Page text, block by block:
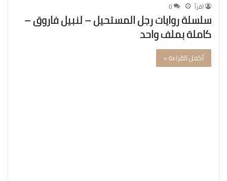
اقرأ
0
سلسلة روايات رجل المستحيل – لنبيل فاروق –
كاملة بملف واحد
أكمل القراءة »